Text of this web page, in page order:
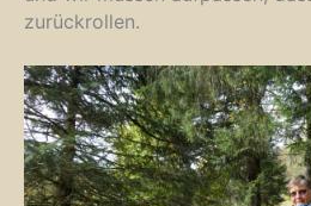
zurückrollen.